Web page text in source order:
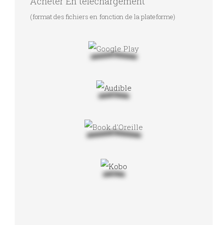
(format des fichiers en fonction de la plateforme)